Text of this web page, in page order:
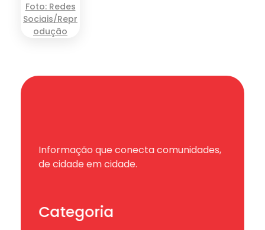
Informação que conecta comunidades,
de cidade em cidade.
Categoria